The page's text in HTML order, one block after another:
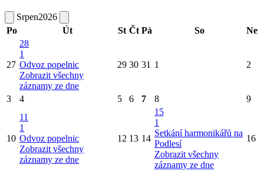
Srpen2026
Po
Út St Čt Pá So Ne
27
28
1
Odvoz popelnic
Zobrazit všechny
záznamy ze dne
29 30 31 1 2
3 4 5 6 7 8 9
10
11
1
Odvoz popelnic
Zobrazit všechny
záznamy ze dne
12 13 14
15
1
Setkání harmonikářů na
Podlesí
Zobrazit všechny
záznamy ze dne
16